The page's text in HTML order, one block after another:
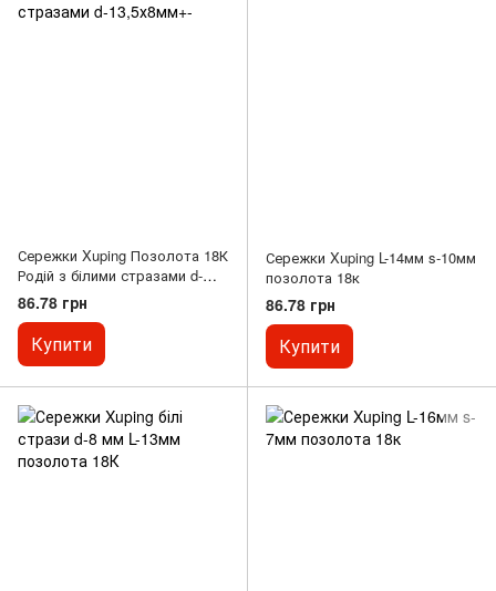
Сережки Xuping Позолота 18К
Родій з білими стразами d-
13,5х8мм+-
86.78 грн
Купити
Сережки Xuping L-14мм s-10мм
позолота 18к
86.78 грн
Купити